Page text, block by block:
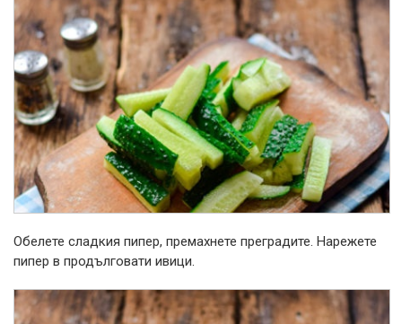
Обелете сладкия пипер, премахнете преградите. Нарежете
пипер в продълговати ивици.